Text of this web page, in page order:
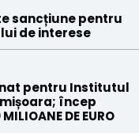
sancțiune pentru
de interese
pentru Institutul
încep
DE EURO